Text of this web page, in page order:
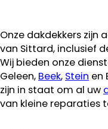
Onze dakdekkers zijn
van Sittard, inclusief
Wij bieden onze
Geleen, Beek, Stein en
zijn in staat om al uw
van kleine reparaties